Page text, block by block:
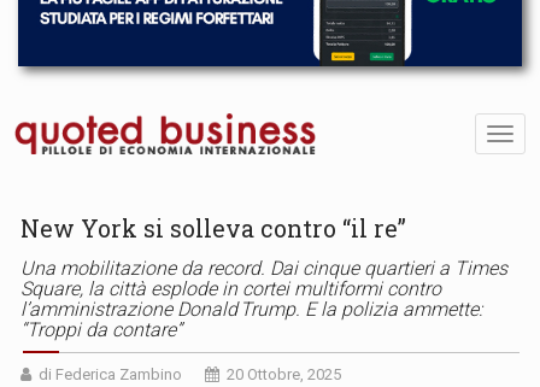
New York si solleva contro “il re”
Una mobilitazione da record. Dai cinque quartieri a Times
Square, la città esplode in cortei multiformi contro
l’amministrazione Donald Trump. E la polizia ammette:
“Troppi da contare”
di Federica Zambino 20 Ottobre, 2025